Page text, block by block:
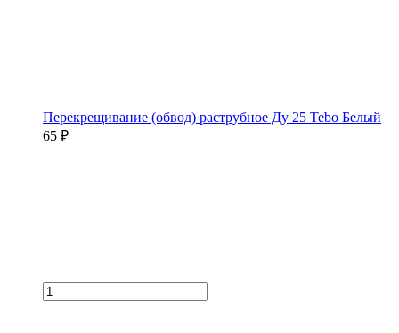
Перекрещивание (обвод) раструбное Ду 25 Tebo Белый
65 ₽